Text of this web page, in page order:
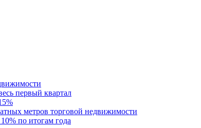
первый квартал
метров торговой недвижимости
по итогам года